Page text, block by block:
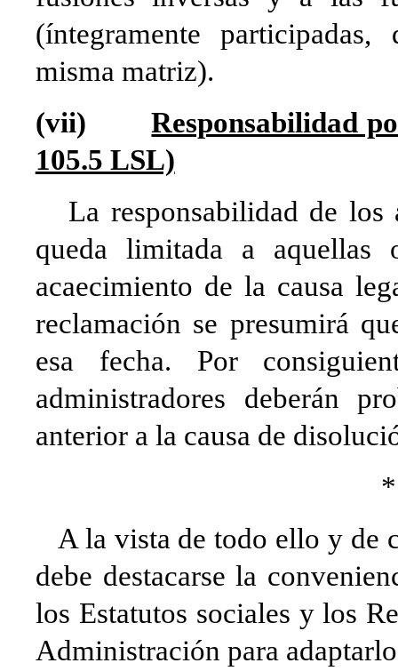
(íntegramente
misma matriz).
(vii)Responsabilidad
105.5 LSL)
La responsabilidad de los
queda limitada a aquellas
acaecimiento de la causa
reclamación se presumirá
esa fecha. Por
administradores deberán
anterior a la causa de
A la vista de todo ello y de
debe destacarse la
los Estatutos sociales y los
Administración para